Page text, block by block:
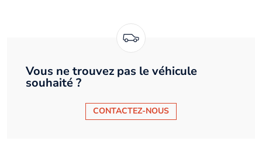
Vous ne trouvez pas le véhicule
souhaité ?
CONTACTEZ-NOUS